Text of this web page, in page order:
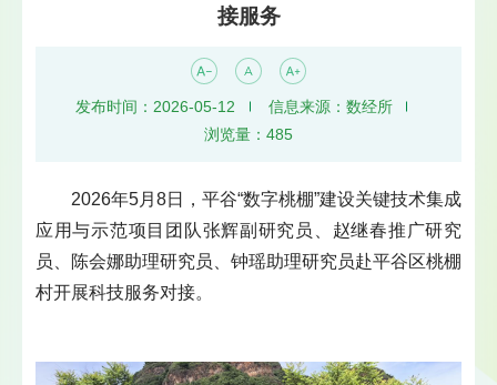
接服务
发布时间：2026-05-12
信息来源：数经所
浏览量： 485
2026年5月8日，平谷“数字桃棚”建设关键技术集成
应用与示范项目团队张辉副研究员、赵继春推广研究
员、陈会娜助理研究员、钟瑶助理研究员赴平谷区桃棚
村开展科技服务对接。